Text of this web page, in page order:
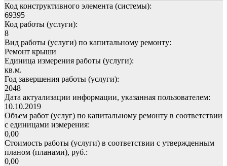
Код конструктивного элемента (системы):
69395
Код работы (услуги):
8
Вид работы (услуги) по капитальному ремонту:
Ремонт крыши
Единица измерения работы (услуги):
кв.м.
Год завершения работы (услуги):
2048
Дата актуализации информации, указанная пользователем:
10.10.2019
Объем работ (услуг) по капитальному ремонту в соответствии
с единицами измерения:
0,00
Стоимость работы (услуги) в соответствии с утвержденным
планом (планами), руб.:
0,00